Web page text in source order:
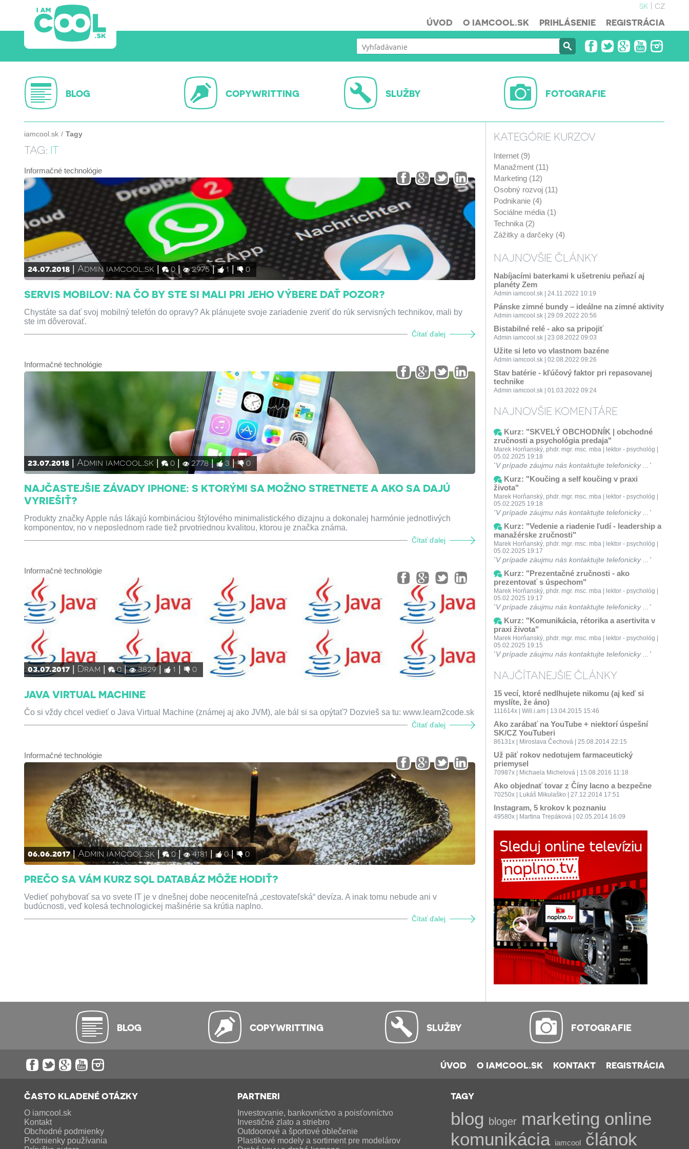
sk
cz
ÚVOD
O IAMCOOL.SK PRIHLÁSENIE REGISTRÁCIA
BLOG COPYWRITTING SLUŽBY FOTOGRAFIE
iamcool.sk Tagy
TAG: IT
Informačné technológie
24.07.2018 Admin iamcool.sk 0 2975 1 0
SERVIS MOBILOV: NA ČO BY STE SI MALI PRI JEHO VÝBERE DAŤ POZOR?
Chystáte sa dať svoj mobilný telefón do opravy? Ak plánujete svoje zariadenie zveriť do rúk servisných technikov, mali by
ste im dôverovať.
Čítať ďalej
Informačné technológie
23.07.2018 Admin iamcool.sk 0 2778 3 0
NAJČASTEJŠIE ZÁVADY IPHONE: S KTORÝMI SA MOŽNO STRETNETE A AKO SA DAJÚ
VYRIEŠIŤ?
Produkty značky Apple nás lákajú kombináciou štýlového minimalistického dizajnu a dokonalej harmónie jednotlivých
komponentov, no v neposlednom rade tiež prvotriednou kvalitou, ktorou je značka známa.
Čítať ďalej
Informačné technológie
03.07.2017 Dram 0 3829 1 0
JAVA VIRTUAL MACHINE
Čo si vždy chcel vedieť o Java Virtual Machine (známej aj ako JVM), ale bál si sa opýtať? Dozvieš sa tu: www.learn2code.sk
Čítať ďalej
Informačné technológie
06.06.2017 Admin iamcool.sk 0 4181 0 0
PREČO SA VÁM KURZ SQL DATABÁZ MÔŽE HODIŤ?
Vedieť pohybovať sa vo svete IT je v dnešnej dobe neoceniteľná „cestovateľská“ devíza. A inak tomu nebude ani v
budúcnosti, veď kolesá technologickej mašinérie sa krútia naplno.
Čítať ďalej
KATEGÓRIE KURZOV
Internet (9)
Manažment (11)
Marketing (12)
Osobný rozvoj (11)
Podnikanie (4)
Sociálne média (1)
Technika (2)
Zážitky a darčeky (4)
NAJNOVŠIE ČLÁNKY
Nabíjacími baterkami k ušetreniu peňazí aj
planéty Zem
Admin iamcool.sk | 24.11.2022 10:19
Pánske zimné bundy – ideálne na zimné aktivity
Admin iamcool.sk | 29.09.2022 20:56
Bistabilné relé - ako sa pripojiť
Admin iamcool.sk | 23.08.2022 09:03
Užite si leto vo vlastnom bazéne
Admin iamcool.sk | 02.08.2022 09:26
Stav batérie - kľúčový faktor pri repasovanej
technike
Admin iamcool.sk | 01.03.2022 09:24
NAJNOVŠIE KOMENTÁRE
Kurz: "SKVELÝ OBCHODNÍK | obchodné
zručnosti a psychológia predaja"
Marek Horňanský, phdr. mgr. msc. mba | lektor - psychológ |
05.02.2025 19:18
V prípade záujmu nás kontaktujte telefonicky ...
Kurz: "Koučing a self koučing v praxi
života"
Marek Horňanský, phdr. mgr. msc. mba | lektor - psychológ |
05.02.2025 19:18
V prípade záujmu nás kontaktujte telefonicky ...
Kurz: "Vedenie a riadenie ľudí - leadership a
manažérske zručnosti"
Marek Horňanský, phdr. mgr. msc. mba | lektor - psychológ |
05.02.2025 19:17
V prípade záujmu nás kontaktujte telefonicky ...
Kurz: "Prezentačné zručnosti - ako
prezentovať s úspechom"
Marek Horňanský, phdr. mgr. msc. mba | lektor - psychológ |
05.02.2025 19:17
V prípade záujmu nás kontaktujte telefonicky ...
Kurz: "Komunikácia, rétorika a asertivita v
praxi života"
Marek Horňanský, phdr. mgr. msc. mba | lektor - psychológ |
05.02.2025 19:15
V prípade záujmu nás kontaktujte telefonicky ...
NAJČÍTANEJŠIE ČLÁNKY
15 vecí, ktoré nedlhujete nikomu (aj keď si
myslíte, že áno)
111614x | Will.i.am | 13.04.2015 15:46
Ako zarábať na YouTube + niektorí úspešní
SK/CZ YouTuberi
86131x | Miroslava Čechová | 25.08.2014 22:15
Už päť rokov nedotujem farmaceutický
priemysel
70987x | Michaela Michelová | 15.08.2016 11:18
Ako objednať tovar z Číny lacno a bezpečne
70250x | Lukáš Mikulaško | 27.12.2014 17:51
Instagram, 5 krokov k poznaniu
49580x | Martina Trepáková | 02.05.2014 16:09
BLOG COPYWRITTING SLUŽBY FOTOGRAFIE
ÚVOD O IAMCOOL.SK KONTAKT REGISTRÁCIA
ČASTO KLADENÉ OTÁZKY
O iamcool.sk
Kontakt
Obchodné podmienky
Podmienky používania
PARTNERI
Investovanie, bankovníctvo a poisťovníctvo
Investičné zlato a striebro
Outdoorové a športové oblečenie
Plastikové modely a sortiment pre modelárov
TAGY
blog bloger marketing online
komunikácia iamcool článok